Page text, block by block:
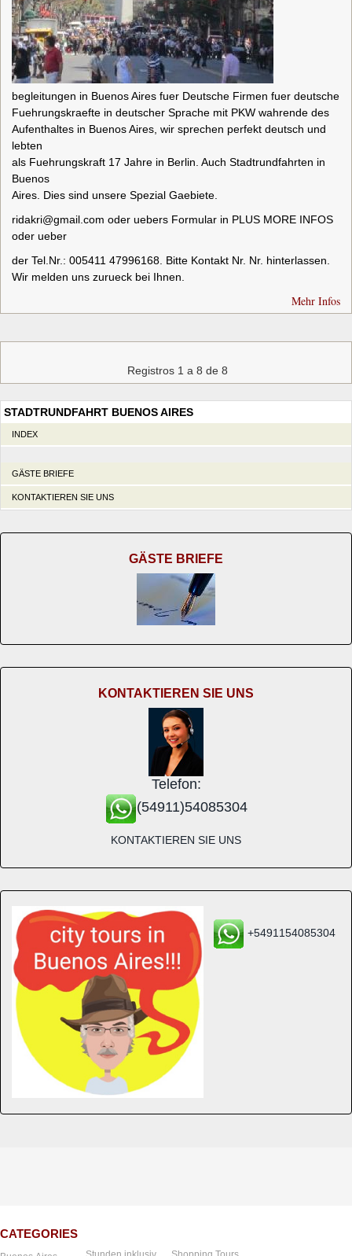
begleitungen in Buenos Aires fuer Deutsche Firmen fuer deutsche
Fuehrungskraefte in deutscher Sprache mit PKW wahrende des
Aufenthaltes in Buenos Aires, wir sprechen perfekt deutsch und
lebten
als Fuehrungskraft 17 Jahre in Berlin. Auch Stadtrundfahrten in
Buenos
Aires. Dies sind unsere Spezial Gaebiete.
ridakri@gmail.com oder uebers Formular in PLUS MORE INFOS
oder ueber
der Tel.Nr.: 005411 47996168. Bitte Kontakt Nr. Nr. hinterlassen.
Wir melden uns zurueck bei Ihnen.
Mehr Infos
Registros 1 a 8 de 8
STADTRUNDFAHRT BUENOS AIRES
INDEX
GÄSTE BRIEFE
KONTAKTIEREN SIE UNS
GÄSTE BRIEFE
KONTAKTIEREN SIE UNS
Telefon:
(54911)54085304
KONTAKTIEREN SIE UNS
+5491154085304
CATEGORIES